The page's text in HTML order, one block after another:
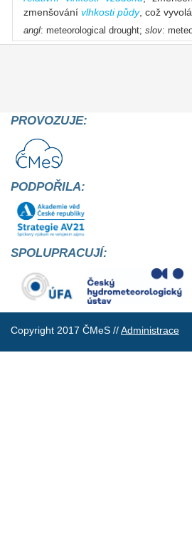
zmenšování vlhkosti půdy, což
angl: meteorological drought; slov:
PROVOZUJE:
PODPOŘILA:
SPOLUPRACUJÍ:
Copyright 2017 ČMeS //Administrace